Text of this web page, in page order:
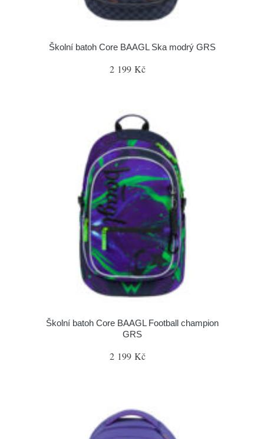
Školní batoh Core BAAGL Ska modrý GRS
2 199 Kč
Školní batoh Core BAAGL Football champion
GRS
2 199 Kč